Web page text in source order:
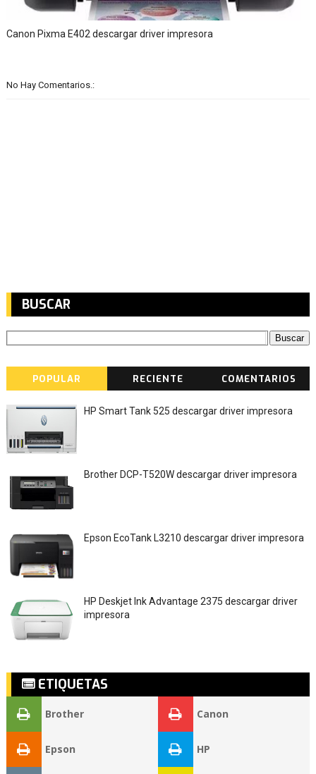
Canon Pixma E402 descargar driver impresora
No Hay Comentarios.:
BUSCAR
POPULAR RECIENTE COMENTARIOS
HP Smart Tank 525 descargar driver impresora
Brother DCP-T520W descargar driver impresora
Epson EcoTank L3210 descargar driver impresora
HP Deskjet Ink Advantage 2375 descargar driver
impresora
ETIQUETAS
Brother Canon
Epson HP